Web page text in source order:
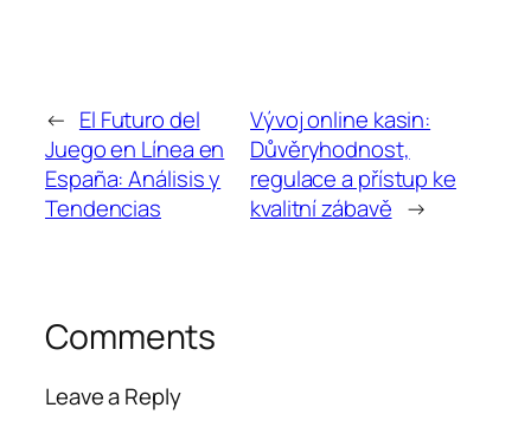
← El Futuro del
Juego en Línea en
España: Análisis y
Tendencias
Vývoj online kasin:
Důvěryhodnost,
regulace a přístup ke
kvalitní zábavě →
Comments
Leave a Reply